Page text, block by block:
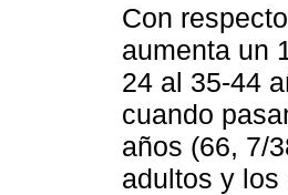
Con
aumenta un
24 al 35-44
cuando
años (66, 7/
adultos y